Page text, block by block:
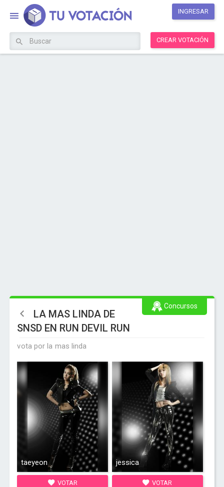
INGRESAR
CREAR VOTACIÓN
Concursos
LA MAS LINDA DE
SNSD EN RUN DEVIL RUN
vota por la mas linda
taeyeon
VOTAR
jessica
VOTAR